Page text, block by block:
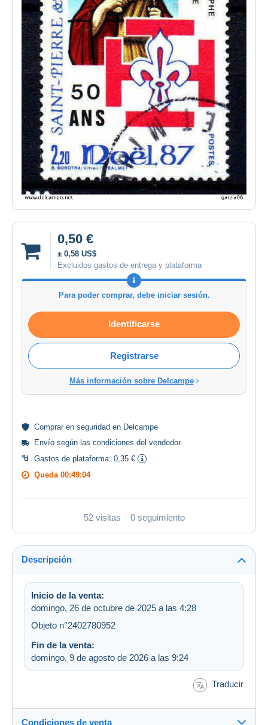
0,50 €
± 0,58 US$
Excluidos gastos de entrega y plataforma
Para poder comprar, debe iniciar sesión.
Identificarse
Registrarse
Más información sobre Delcampe
Comprar en seguridad en Delcampe
Envío según las condiciones del vendedor.
Gastos de plataforma: 0,35 €
Queda 00:49:03
52 visitas 0 seguimiento
Descripción
Inicio de la venta:
domingo, 26 de octubre de 2025 a las 4:28
Objeto n°2402780952
Fin de la venta:
domingo, 9 de agosto de 2026 a las 9:24
Traducir
Condiciones de venta